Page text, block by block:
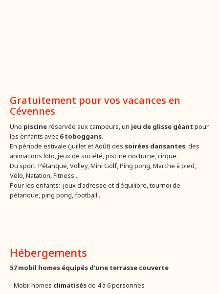
Gratuitement pour vos vacances en
Cévennes
Une piscineréservée aux campeurs, un jeu de glisse géant pour
les enfants avec 6 toboggans.
En période estivale (juillet et Août) des soirées dansantes, des
animations loto, jeux de société, piscine nocturne, cirque.
Du sport: Pétanque, Volley, Mini Golf, Ping pong, Marche à pied,
Vélo, Natation, Fitness...
Pour les enfants: jeux d'adresse et d'équilibre, tournoi de
pétanque, ping pong, football...
Hébergements
57 mobil homes équipés d'une terrasse couverte
- Mobil homes climatisésde 4 à 6 personnes